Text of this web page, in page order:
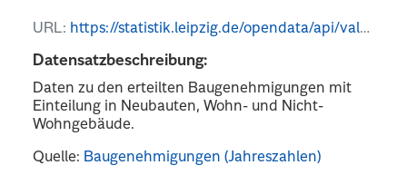
URL: https://statistik.leipzig.de/opendata/api/values?kategorie_nr=6&rubrik_nr=5&periode=y&format=csv
Datensatzbeschreibung:
Daten zu den erteilten Baugenehmigungen mit
Einteilung in Neubauten, Wohn- und Nicht-
Wohngebäude.
Quelle: Baugenehmigungen (Jahreszahlen)